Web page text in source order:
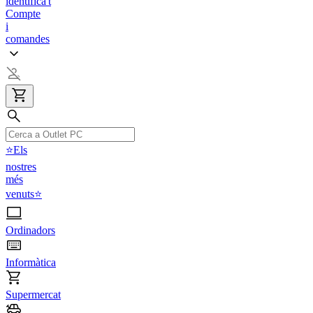
Compte
i
comandes
⭐Els
nostres
més
venuts⭐
Ordinadors
Informàtica
Supermercat